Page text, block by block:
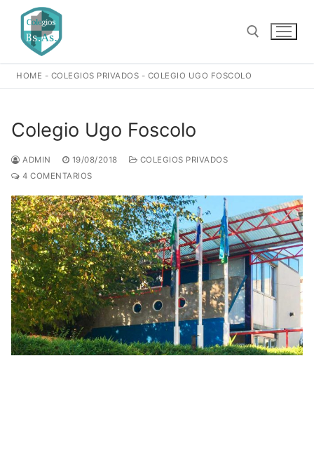
contenido
HOME - COLEGIOS PRIVADOS - COLEGIO UGO FOSCOLO
Colegio Ugo Foscolo
ADMIN 19/08/2018
COLEGIOS PRIVADOS
4 COMENTARIOS